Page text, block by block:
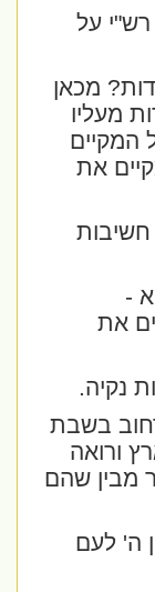
על
מכאן
מעליו
את
-
את
בשבת
ורואה
מבין שהם
ה' לעם